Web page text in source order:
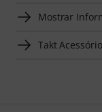
Mostrar
Takt